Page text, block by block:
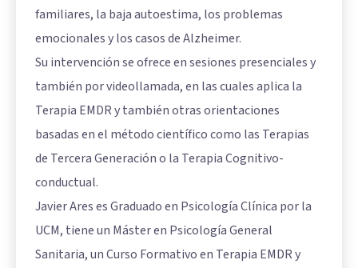
familiares, la baja autoestima, los problemas
emocionales y los casos de Alzheimer.
Su intervención se ofrece en sesiones presenciales y
también por videollamada, en las cuales aplica la
Terapia EMDR y también otras orientaciones
basadas en el método científico como las Terapias
de Tercera Generación o la Terapia Cognitivo-
conductual.
Javier Ares es Graduado en Psicología Clínica por la
UCM, tiene un Máster en Psicología General
Sanitaria, un Curso Formativo en Terapia EMDR y